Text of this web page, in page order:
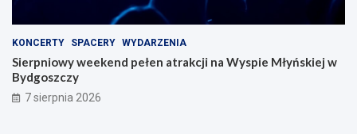
KONCERTY SPACERY WYDARZENIA
Sierpniowy weekend pełen atrakcji na Wyspie Młyńskiej w
Bydgoszczy
7 sierpnia 2026